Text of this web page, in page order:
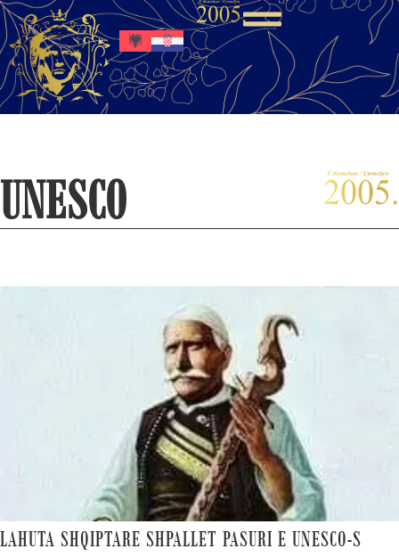
UNESCO
LAHUTA SHQIPTARE SHPALLET PASURI E UNESCO-S